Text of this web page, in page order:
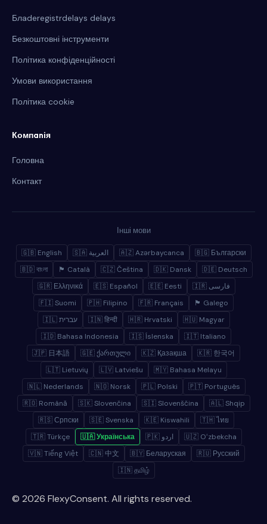
Блaderegistrdelays delays
Безкоштовні інструменти
Політика конфіденційності
Умови використання
Політика cookie
Компanія
Головна
Контакт
Інші мови
🇬🇧 English 🇸🇦 العربية 🇦🇿 Azərbaycanca
🇧🇬 Български
🇧🇩 বাংলা
🏴 Català 🇨🇿 Čeština 🇩🇰 Dansk
🇩🇪 Deutsch
🇬🇷 Ελληνικά
🇪🇸 Español 🇪🇪 Eesti
🇮🇷 فارسی
🇫🇮 Suomi
🇵🇭 Filipino 🇫🇷 Français
🏴 Galego
🇮🇱 עברית
🇮🇳 हिन्दी 🇭🇷 Hrvatski
🇭🇺 Magyar
🇮🇩 Bahasa Indonesia
🇮🇸 Íslenska
🇮🇹 Italiano
🇯🇵 日本語
🇬🇪 ქართული 🇰🇿 Қазақша
🇰🇷 한국어
🇱🇹 Lietuvių
🇱🇻 Latviešu
🇲🇾 Bahasa Melayu
🇳🇱 Nederlands
🇳🇴 Norsk 🇵🇱 Polski
🇵🇹 Português
🇷🇴 Română
🇸🇰 Slovenčina 🇸🇮 Slovenščina
🇦🇱 Shqip
🇷🇸 Српски
🇸🇪 Svenska 🇰🇪 Kiswahili
🇹🇭 ไทย
🇹🇷 Türkçe
🇺🇦 Українська 🇵🇰 اردو
🇺🇿 Oʻzbekcha
🇻🇳 Tiếng Việt
🇨🇳 中文 🇧🇾 Беларуская
🇷🇺 Русский
🇮🇳 தமிழ்
© 2026 FlexyConsent. All rights reserved.